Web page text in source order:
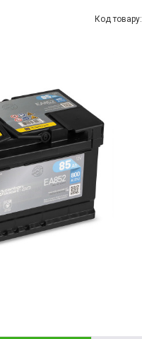
Код товару: